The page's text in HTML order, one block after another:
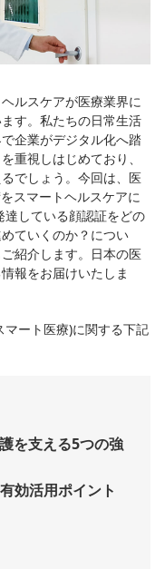
ルスケアが医療業界に
す。私たちの日常生活
企業がデジタル化へ踏
重視しはじめており、
でしょう。今回は、医
スマートヘルスケアに
している顔認証をどの
ていくのか？につい
紹介します。日本の医
報をお届けいたしま
ート医療)に関する下記
を支える5つの強
効活用ポイント